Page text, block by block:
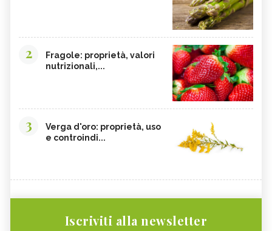
2
Fragole: proprietà, valori
nutrizionali,...
3
Verga d'oro: proprietà, uso
e controindi...
Iscriviti alla newsletter